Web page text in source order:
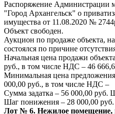
Распоряжение Администрации
"Город Архангельск" о
имущества от 11.08.2020 №
Объект свободен.
Аукцион по продаже объекта,
состоялся по причине
Начальная цена продажи
руб., в том числе НДС – 46
Минимальная цена
000,00 руб., в том числе НДС
Сумма задатка – 56 000,00 руб.
Шаг понижения – 28 000,00 руб.
Лот № 6. Нежилое помещение,